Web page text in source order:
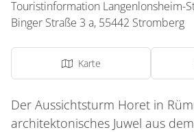
Touristinformation Langenlonsheim-
Binger Straße 3 a, 55442 Stromberg
Karte
Der Aussichtsturm Horet in
architektonisches Juwel aus